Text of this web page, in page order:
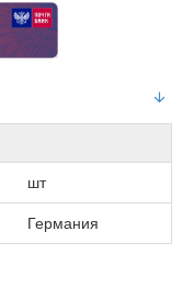
шт
Германия